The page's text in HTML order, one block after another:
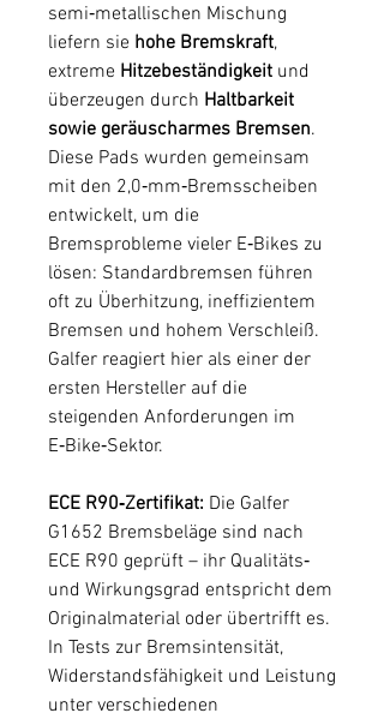
semi‑metallischen Mischung
liefern sie hohe Bremskraft,
extreme Hitzebeständigkeit und
überzeugen durch Haltbarkeit
sowie geräuscharmes Bremsen.
Diese Pads wurden gemeinsam
mit den 2,0‑mm‑Bremsscheiben
entwickelt, um die
Bremsprobleme vieler E‑Bikes zu
lösen: Standardbremsen führen
oft zu Überhitzung, ineffizientem
Bremsen und hohem Verschleiß.
Galfer reagiert hier als einer der
ersten Hersteller auf die
steigenden Anforderungen im
E‑Bike‑Sektor.
ECE R90‑Zertifikat: Die Galfer
G1652 Bremsbeläge sind nach
ECE R90 geprüft – ihr Qualitäts‑
und Wirkungsgrad entspricht dem
Originalmaterial oder übertrifft es.
In Tests zur Bremsintensität,
Widerstandsfähigkeit und Leistung
unter verschiedenen